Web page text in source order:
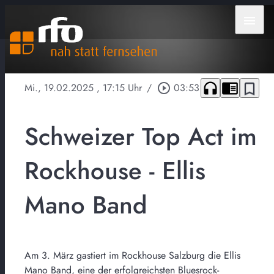
Mi., 19.02.2025 , 17:15 Uhr / play_circle_outline 03:53 headphones chrome_reader_mode bookmark_border
Schweizer Top Act im
Rockhouse - Ellis
Mano Band
Am 3. März gastiert im Rockhouse Salzburg die Ellis
Mano Band, eine der erfolgreichsten Bluesrock-